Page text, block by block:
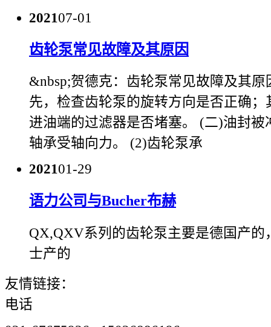
202107-01
齿轮泵常见故障及其原因
&nbsp;贺德克：齿轮泵常见故障及其
先，检查齿轮泵的旋转方向是否正确；
进油端的过滤器是否堵塞。 (二)油封被
轴承受轴向力。 (2)齿轮泵承
202101-29
语力公司与Bucher布赫
QX,QXV系列的齿轮泵主要是德国产的
士产的
友情链接：
电话